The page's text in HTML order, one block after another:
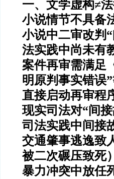
一、文学虚构≠
小说情节不具备
小说中二审改判
法实践中尚未有
案件再审需满足
明原判事实错误
直接启动再审程
现实司法对“间
司法实践中间接
交通肇事逃逸致
被二次碾压致死）
暴力冲突中放任